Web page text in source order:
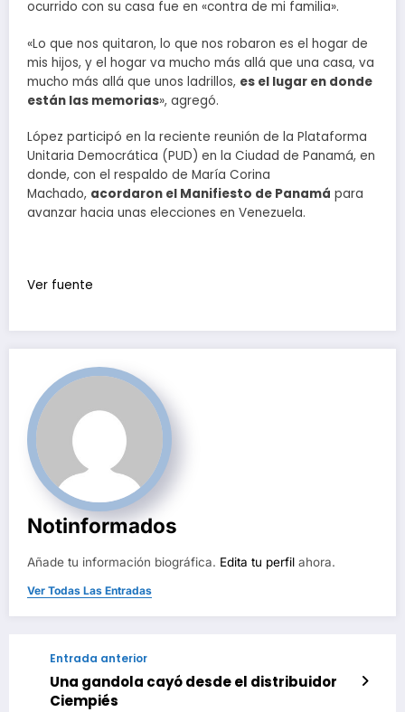
ocurrido con su casa fue en «contra de mi familia».
«Lo que nos quitaron, lo que nos robaron es el hogar de
mis hijos, y el hogar va mucho más allá que una casa, va
mucho más allá que unos ladrillos, es el lugar en donde
están las memorias», agregó.
López participó en la reciente reunión de la Plataforma
Unitaria Democrática (PUD) en la Ciudad de Panamá, en
donde, con el respaldo de María Corina
Machado, acordaron el Manifiesto de Panamá para
avanzar hacia unas elecciones en Venezuela.
Ver fuente
Notinformados
Añade tu información biográfica. Edita tu perfil ahora.
Ver Todas Las Entradas
Entrada anterior
Una gandola cayó desde el distribuidor
Ciempiés